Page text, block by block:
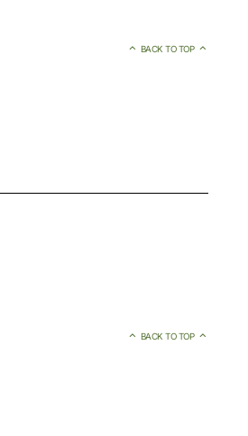
BACK TO TOP
BACK TO TOP